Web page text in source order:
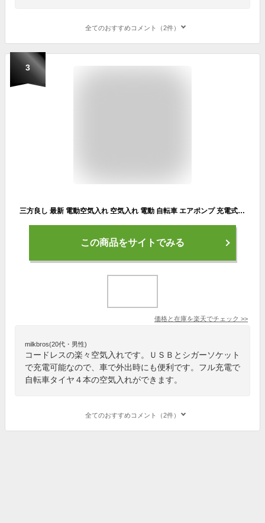
全てのおすすめコメント（2件）
3
三方良し 最新 電動空気入れ 空気入れ 電動 自転車 エアポンプ 充電式 バイク サイクル 仏式 英式 米式 車 ロードバイク クロスバイク 空気入れ 携帯 軽量 小型 コンパクト 電動ポンプ 空気圧測定フランス式 バイク用 タイヤ 大容量バッテリー LED照明 ライト付き あす楽対応
この商品をサイトでみる
価格と在庫を楽天でチェック >>
milkbros(20代・男性)
コードレスの楽々空気入れです。ＵＳＢとシガーソケット
で充電可能なので、車で外出時にも便利です。フル充電で
自転車タイヤ４本の空気入れができます。
全てのおすすめコメント（2件）